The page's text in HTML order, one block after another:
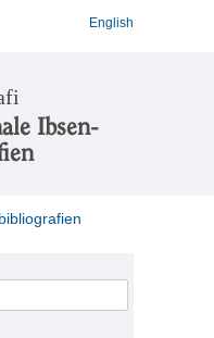
English
Ibsen-